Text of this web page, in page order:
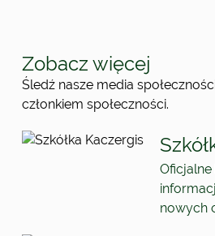
Zobacz więcej
Śledź nasze media
członkiem społeczności.
nowych